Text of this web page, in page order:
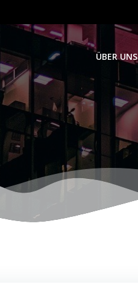
ÜBER UNS